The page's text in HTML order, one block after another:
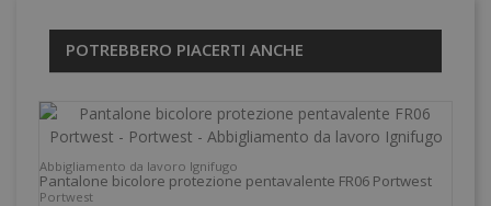
POTREBBERO PIACERTI ANCHE
Abbigliamento da lavoro Ignifugo
Pantalone bicolore protezione pentavalente FR06 Portwest
Portwest